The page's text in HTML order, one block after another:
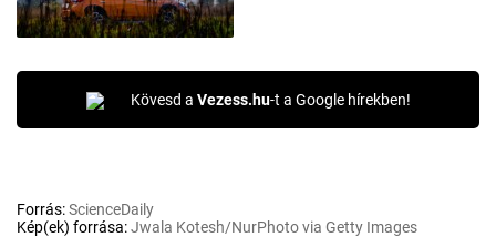
Kövesd a Vezess.hu-t a Google hírekben!
Forrás:ScienceDaily
Kép(ek) forrása:Jwala Kotesh/NurPhoto via Getty Images